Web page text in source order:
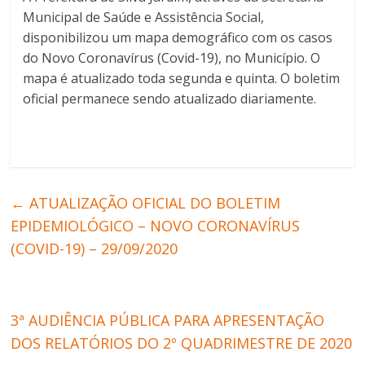
Municipal de Saúde e Assistência Social,
disponibilizou um mapa demográfico com os casos
do Novo Coronavírus (Covid-19), no Município. O
mapa é atualizado toda segunda e quinta. O boletim
oficial permanece sendo atualizado diariamente.
← ATUALIZAÇÃO OFICIAL DO BOLETIM
EPIDEMIOLÓGICO – NOVO CORONAVÍRUS
(COVID-19) – 29/09/2020
3ª AUDIÊNCIA PÚBLICA PARA APRESENTAÇÃO
DOS RELATÓRIOS DO 2º QUADRIMESTRE DE 2020